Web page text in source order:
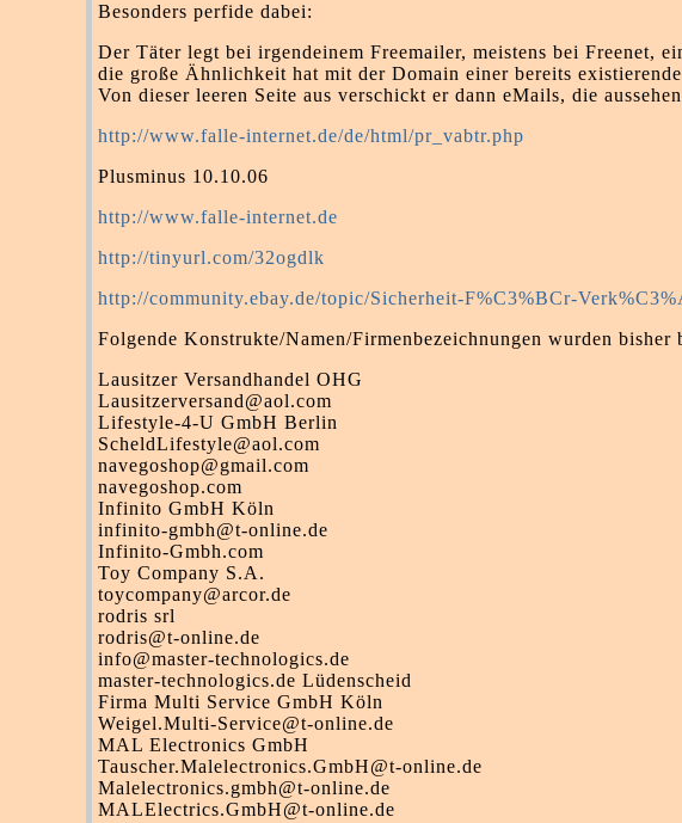
Besonders perfide dabei:
Der Täter legt bei irgendeinem Freemailer, meistens bei Freenet,
die große Ähnlichkeit hat mit der Domain einer bereits
Von dieser leeren Seite aus verschickt er dann eMails, die
http://www.falle-internet.de/de/html/pr_vabtr.php
Plusminus 10.10.06
http://www.falle-internet.de
http://tinyurl.com/32ogdlk
http://community.ebay.de/topic/Sicherheit-F%C3%BCr-
Folgende Konstrukte/Namen/Firmenbezeichnungen wurden bisher
Lausitzer Versandhandel OHG
Lausitzerversand@aol.com
Lifestyle-4-U GmbH Berlin
ScheldLifestyle@aol.com
navegoshop@gmail.com
navegoshop.com
Infinito GmbH Köln
infinito-gmbh@t-online.de
Infinito-Gmbh.com
Toy Company S.A.
toycompany@arcor.de
rodris srl
rodris@t-online.de
info@master-technologics.de
master-technologics.de Lüdenscheid
Firma Multi Service GmbH Köln
Weigel.Multi-Service@t-online.de
MAL Electronics GmbH
Tauscher.Malelectronics.GmbH@t-online.de
Malelectronics.gmbh@t-online.de
MALElectrics.GmbH@t-online.de